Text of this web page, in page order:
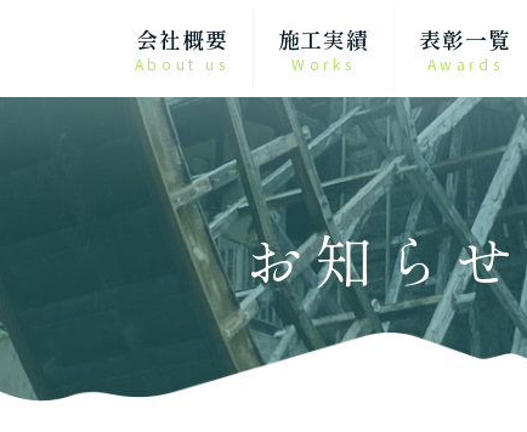
会社概要
About us
施工実績
Works
表彰一覧
Awards
お知らせ